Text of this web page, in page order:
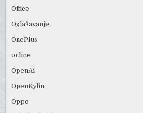
Office
Oglašavanje
OnePlus
online
OpenAi
OpenKylin
Oppo